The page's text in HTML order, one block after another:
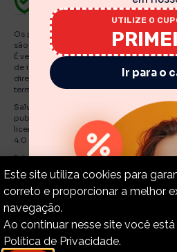
Os preços, promoções, condições de
são válidos exclusivamente para
É vedada qualquer reprodução, total ou
de identidade, sem expressa
direito mencionado implicará na
termos da Lei. Fotos meramente
Salvo indicações em contrário, os e
publicados por O Estandarte de Cristo
licença Creative Commons Attribution-
4.0 International Public.
Estandarte de Cristo – CNPJ:
Copyright © 2015-2024 –
direitos reservados.
UTILIZE O
Ir para o
Este site utiliza cookies para
correto e proporcionar a melhor
navegação.
Ao continuar nesse site você
Política de Privacidade.